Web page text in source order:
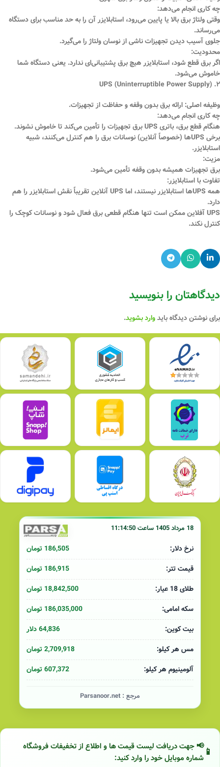
چه کاری انجام می‌دهد:
وقتی ولتاژ برق بالا یا پایین می‌رود، استابلایزر آن را به حد مناسب برای دستگاه
می‌رساند.
جلوی آسیب دیدن تجهیزات ناشی از نوسان ولتاژ را می‌گیرد.
محدودیت:
اگر برق قطع شود، استابلایزر هیچ برق پشتیبانی‌ای ندارد. یعنی دستگاه شما
خاموش می‌شود.
۲. UPS (Uninterruptible Power Supply)
وظیفه اصلی: ارائهبرق بدون وقفهو حفاظت از تجهیزات.
چه کاری انجام می‌دهد:
هنگام قطع برق، باتری UPS برق تجهیزات را تأمین می‌کند تا خاموش نشوند.
برخی UPSها (خصوصاً آنلاین) نوسانات برق را هم کنترل می‌کنند، شبیه
استابلایزر.
مزیت:
برق تجهیزات همیشه بدون وقفه تأمین می‌شود.
تفاوت با استابلایزر:
همه UPSها استابلایزر نیستند، اما UPS آنلاین تقریباً نقش استابلایزر را هم
دارد.
UPS آفلاین ممکن است تنها هنگام قطعی برق فعال شود و نوسانات کوچک را
کنترل نکند.
دیدگاهتان را بنویسید
برای نوشتن دیدگاه بایدوارد بشوید.
18 مرداد 1405 ساعت 11:14:50
نرخ دلار:
186,505 تومان
قیمت تتر:
186,915 تومان
طلای 18 عیار:
18,842,500 تومان
سکه امامی:
186,035,000 تومان
بیت کوین:
64,836 دلار
مس هر کیلو:
2,709,918 تومان
آلومینیوم هر کیلو:
607,372 تومان
مرجع : Parsanoor.net
📢 جهت دریافت لیست قیمت ها و اطلاع از تخفیفات فروشگاه
شماره موبایل خود را وارد کنید: